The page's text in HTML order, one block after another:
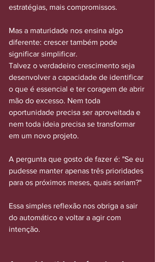
estratégias, mais compromissos.
Mas a maturidade nos ensina algo
diferente: crescer também pode
significar simplificar.
Talvez o verdadeiro crescimento seja
desenvolver a capacidade de identificar
o que é essencial e ter coragem de abrir
mão do excesso. Nem toda
oportunidade precisa ser aproveitada e
nem toda ideia precisa se transformar
em um novo projeto.
A pergunta que gosto de fazer é: "Se eu
pudesse manter apenas três prioridades
para os próximos meses, quais seriam?"
Essa simples reflexão nos obriga a sair
do automático e voltar a agir com
intenção.